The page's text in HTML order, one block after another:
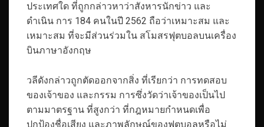
ประเทศใด ที่ถูกกล่าวหาว่าสังหารนักข่าว และ
ดำเนิน การ 184 คนในปี 2562 ถือว่าเหมาะสม และ
เหมาะสม ที่จะมีส่วนร่วมใน สโมสรฟุตบอลบนเครื่อง
บินภาษาอังกฤษ
วลีดังกล่าวถูกตัดออกจากสิ่ง ที่เรียกว่า การทดสอบ
ของเจ้าของ และกรรม การซึ่งวัดว่าเจ้าของเป็นไป
ตามมาตรฐาน ที่สูงกว่า ที่กฎหมายกำหนดเพื่อ
ปกป้องชื่อเสียง และภาพลักษณ์ของฟุตบอลหรือไม่